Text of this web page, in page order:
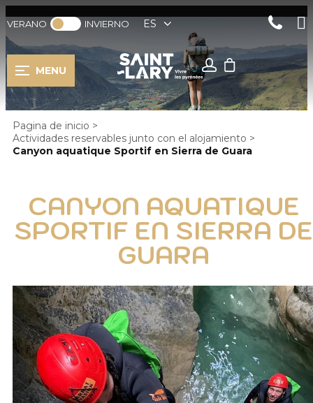
VERANO INVIERNO ES
MENU
Pagina de inicio >
Actividades reservables junto con el alojamiento >
Canyon aquatique Sportif en Sierra de Guara
CANYON AQUATIQUE
SPORTIF EN SIERRA DE
GUARA